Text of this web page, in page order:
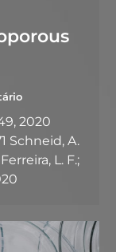
2020
Schneid, A.
L. F.;